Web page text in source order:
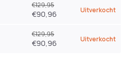
€129,95
€90,96 Uitverkocht
€129,95
€90,96 Uitverkocht